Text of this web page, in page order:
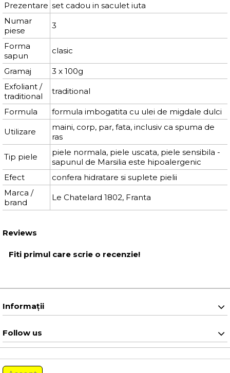
Prezentare set cadou in saculet iuta
Numar
piese
3
Forma
sapun
clasic
Gramaj
3 x 100g
Exfoliant /
traditional
traditional
Formula formula imbogatita cu ulei de migdale dulci
Utilizare
maini, corp, par, fata, inclusiv ca spuma de
ras
Tip piele
piele normala, piele uscata, piele sensibila -
sapunul de Marsilia este hipoalergenic
Efect
confera hidratare si suplete pielii
Marca /
brand
Le Chatelard 1802, Franta
Reviews
Fiti primul care scrie o recenzie!
Informaţii
Follow us